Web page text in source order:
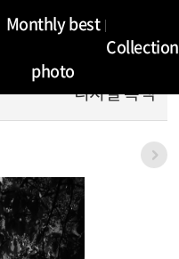
Monthly best
photo
Collection
디지털 흑백